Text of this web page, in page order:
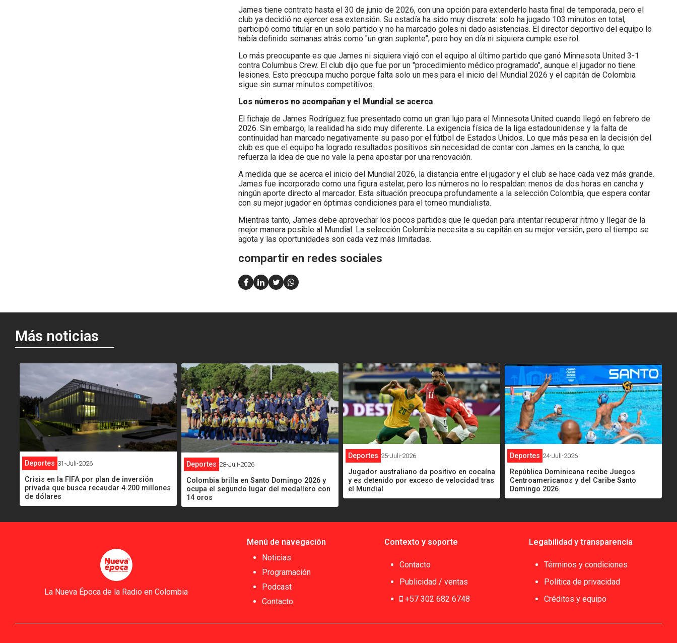
James tiene contrato hasta el 30 de junio de 2026, con una opción para extenderlo hasta final de temporada, pero el
club ya decidió no ejercer esa extensión. Su estadía ha sido muy discreta: solo ha jugado 103 minutos en total,
participó como titular en un solo partido y no ha marcado goles ni dado asistencias. El director deportivo del equipo lo
había definido semanas atrás como "un gran suplente", pero hoy en día ni siquiera cumple ese rol.
Lo más preocupante es que James ni siquiera viajó con el equipo al último partido que ganó Minnesota United 3-1
contra Columbus Crew. El club dijo que fue por un "procedimiento médico programado", aunque el jugador no tiene
lesiones. Esto preocupa mucho porque falta solo un mes para el inicio del Mundial 2026 y el capitán de Colombia
sigue sin sumar minutos competitivos.
Los números no acompañan y el Mundial se acerca
El fichaje de James Rodríguez fue presentado como un gran lujo para el Minnesota United cuando llegó en febrero de
2026. Sin embargo, la realidad ha sido muy diferente. La exigencia física de la liga estadounidense y la falta de
continuidad han marcado negativamente su paso por el fútbol de Estados Unidos. Lo que más pesa en la decisión del
club es que el equipo ha logrado resultados positivos sin necesidad de contar con James en la cancha, lo que
refuerza la idea de que no vale la pena apostar por una renovación.
A medida que se acerca el inicio del Mundial 2026, la distancia entre el jugador y el club se hace cada vez más grande.
James fue incorporado como una figura estelar, pero los números no lo respaldan: menos de dos horas en cancha y
ningún aporte directo al marcador. Esta situación preocupa profundamente a la selección Colombia, que espera contar
con su mejor jugador en óptimas condiciones para el torneo mundialista.
Mientras tanto, James debe aprovechar los pocos partidos que le quedan para intentar recuperar ritmo y llegar de la
mejor manera posible al Mundial. La selección Colombia necesita a su capitán en su mejor versión, pero el tiempo se
agota y las oportunidades son cada vez más limitadas.
compartir en redes sociales
Más noticias
Deportes 31-Juli-2026
Crisis en la FIFA por plan de inversión
privada que busca recaudar 4.200 millones
de dólares
Deportes 28-Juli-2026
Colombia brilla en Santo Domingo 2026 y
ocupa el segundo lugar del medallero con
14 oros
Deportes 25-Juli-2026
Jugador australiano da positivo en cocaína
y es detenido por exceso de velocidad tras
el Mundial
Deportes 24-Juli-2026
República Dominicana recibe Juegos
Centroamericanos y del Caribe Santo
Domingo 2026
La Nueva Época de la Radio en Colombia
Menú de navegación
Noticias
Programación
Podcast
Contacto
Contexto y soporte
Contacto
Publicidad / ventas
+57 302 682 6748
Legabilidad y transparencia
Términos y condiciones
Política de privacidad
Créditos y equipo